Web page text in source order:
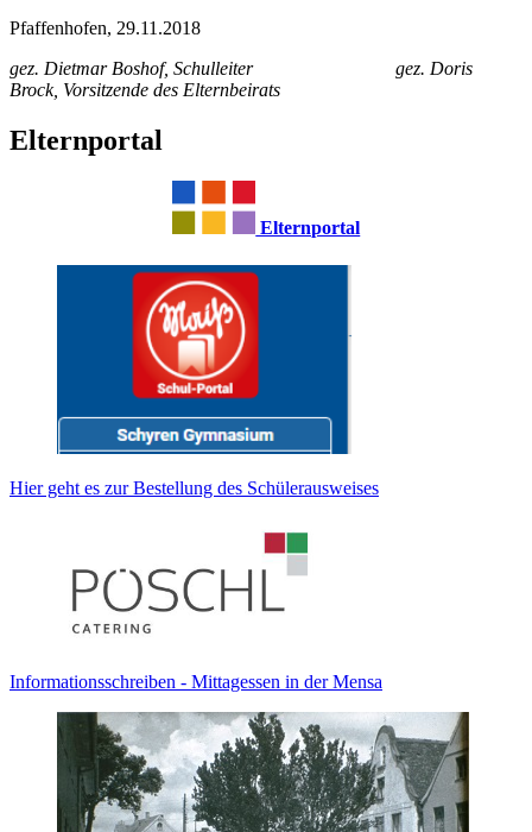
Pfaffenhofen, 29.11.2018
gez. Dietmar Boshof, Schulleiter gez. Doris
Brock, Vorsitzende des Elternbeirats
Elternportal
Elternportal
Hier geht es zur Bestellung des Schülerausweises
Informationsschreiben - Mittagessen in der Mensa